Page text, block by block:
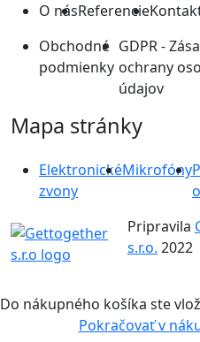
O násReferencie
Obchodné
podmienky
GDPR -
ochrany
údajov
Mapa stránky
Elektronické
zvony
Mikrofóny
Pripravila
s.r.o. 2022
Do nákupného košíka ste
Pokračovať v